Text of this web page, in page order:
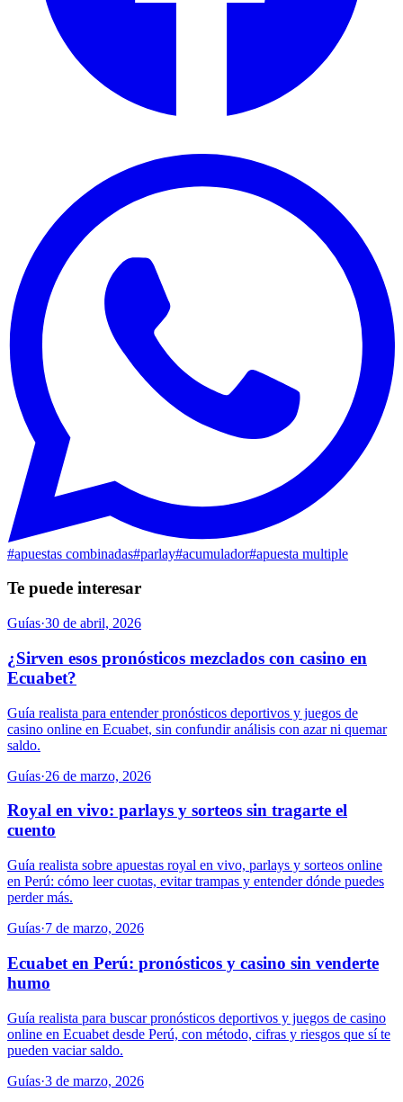
#apuestas combinadas#parlay#acumulador#apuesta multiple
Te puede interesar
Guías·30 de abril, 2026
¿Sirven esos pronósticos mezclados con casino en
Ecuabet?
Guía realista para entender pronósticos deportivos y juegos de
casino online en Ecuabet, sin confundir análisis con azar ni quemar
saldo.
Guías·26 de marzo, 2026
Royal en vivo: parlays y sorteos sin tragarte el
cuento
Guía realista sobre apuestas royal en vivo, parlays y sorteos online
en Perú: cómo leer cuotas, evitar trampas y entender dónde puedes
perder más.
Guías·7 de marzo, 2026
Ecuabet en Perú: pronósticos y casino sin venderte
humo
Guía realista para buscar pronósticos deportivos y juegos de casino
online en Ecuabet desde Perú, con método, cifras y riesgos que sí te
pueden vaciar saldo.
Guías·3 de marzo, 2026